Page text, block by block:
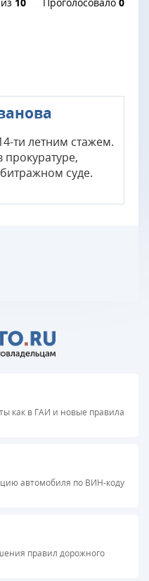
ти летним стажем.
суде.
как в ГАИ и новые правила
автомобиля по ВИН-коду
правил дорожного